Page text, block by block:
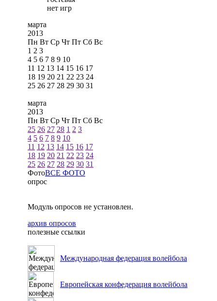
нет игр
марта
2013
Пн Вт Ср Чт Пт Сб Вс
1 2 3
4 5 6 7 8 9 10
11 12 13 14 15 16 17
18 19 20 21 22 23 24
25 26 27 28 29 30 31
марта
2013
Пн Вт Ср Чт Пт Сб Вс
25 26 27 28 1 2 3
4 5 6 7 8 9 10
11 12 13 14 15 16 17
18 19 20 21 22 23 24
25 26 27 28 29 30 31
ФотоВСЕ ФОТО
опрос
Модуль опросов не установлен.
архив опросов
полезные ссылки
Международная федерация волейбола
Европейская конфедерация волейбола